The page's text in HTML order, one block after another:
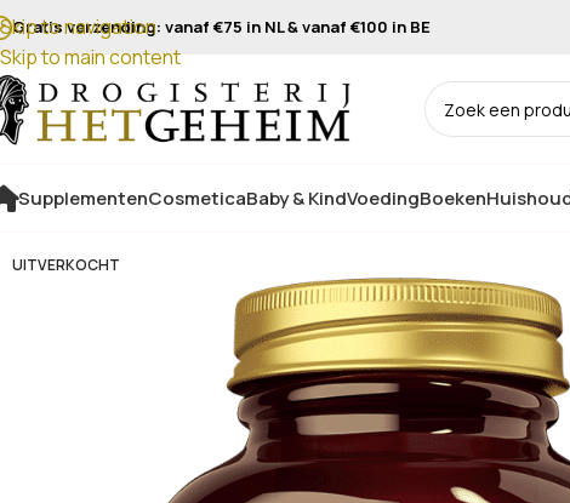
Skip to navigation
Skip to main content
Gratis verzending: vanaf €75 in NL & vanaf €100 in BE
SupplementenCosmeticaBaby & KindVoedingBoeken
UITVERKOCHT